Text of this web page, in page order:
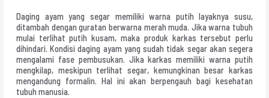
Daging ayam yang segar memiliki warna putih layaknya susu,
ditambah dengan guratan berwarna merah muda. Jika warna tubuh
mulai terlihat putih kusam, maka produk karkas tersebut perlu
dihindari. Kondisi daging ayam yang sudah tidak segar akan segera
mengalami fase pembusukan. Jika karkas memiliki warna putih
mengkilap, meskipun terlihat segar, kemungkinan besar karkas
mengandung formalin. Hal ini akan berpengauh bagi kesehatan
tubuh manusia.